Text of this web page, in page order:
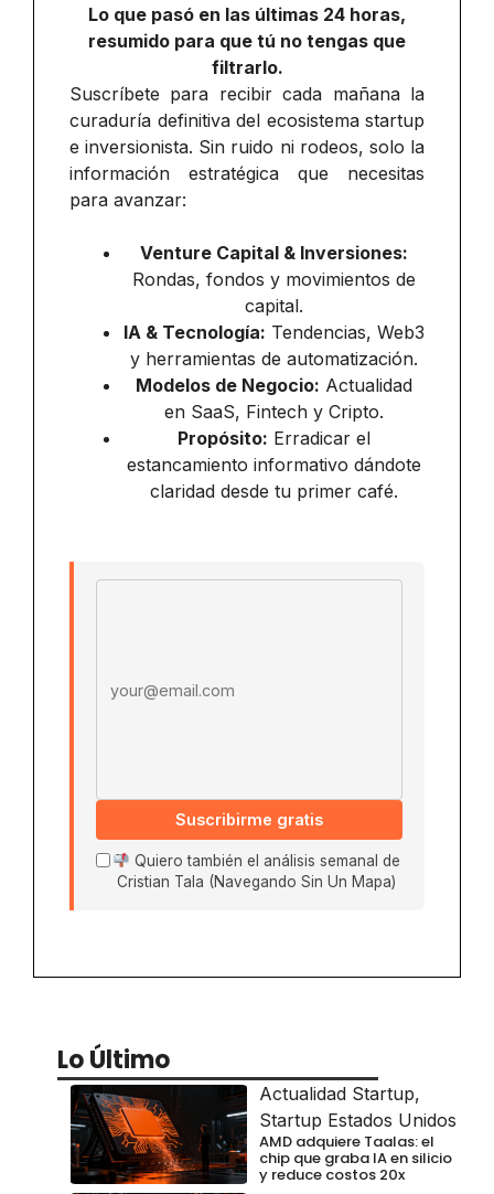
Lo que pasó en las últimas 24 horas,
resumido para que tú no tengas que
filtrarlo.
Suscríbete para recibir cada mañana la
curaduría definitiva del ecosistema startup
e inversionista. Sin ruido ni rodeos, solo la
información estratégica que necesitas
para avanzar:
Venture Capital & Inversiones:
Rondas, fondos y movimientos de
capital.
IA & Tecnología: Tendencias, Web3
y herramientas de automatización.
Modelos de Negocio: Actualidad
en SaaS, Fintech y Cripto.
Propósito: Erradicar el
estancamiento informativo dándote
claridad desde tu primer café.
Suscribirme gratis
Quiero también el análisis semanal de
Cristian Tala (Navegando Sin Un Mapa)
Lo Último
Actualidad Startup,
Startup Estados Unidos
AMD adquiere Taalas: el
chip que graba IA en silicio
y reduce costos 20x